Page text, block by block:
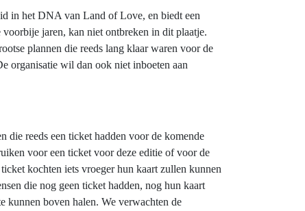
in het DNA van Land of Love, en biedt een
jaren, kan niet ontbreken in dit plaatje.
plannen die reeds lang klaar waren voor de
organisatie wil dan ook niet inboeten aan
die reeds een ticket hadden voor de komende
voor een ticket voor deze editie of voor de
kochten iets vroeger hun kaart zullen kunnen
die nog geen ticket hadden, nog hun kaart
kunnen boven halen. We verwachten de